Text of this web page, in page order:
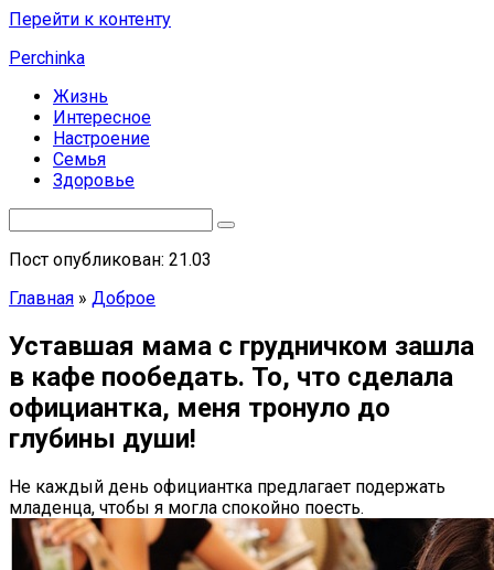
Перейти к контенту
Perchinka
Жизнь
Интересное
Настроение
Семья
Здоровье
Пост опубликован: 21.03
Главная » Доброе
Уставшая мама с грудничком зашла
в кафе пообедать. То, что сделала
официантка, меня тронуло до
глубины души!
Не каждый день официантка предлагает подержать
младенца, чтобы я могла спокойно поесть.